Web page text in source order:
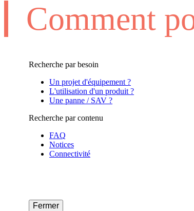
Comment
Recherche par besoin
Un projet d'équipement ?
L'utilisation d'un produit ?
Une panne / SAV ?
Recherche par contenu
FAQ
Notices
Connectivité
Fermer